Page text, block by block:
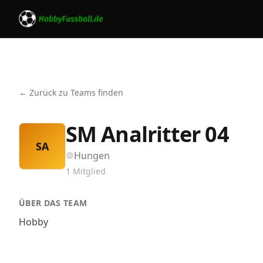
← Zurück zu Teams finden
SA SM Analritter 04
Hungen
1 Mitglied
ÜBER DAS TEAM
Hobby